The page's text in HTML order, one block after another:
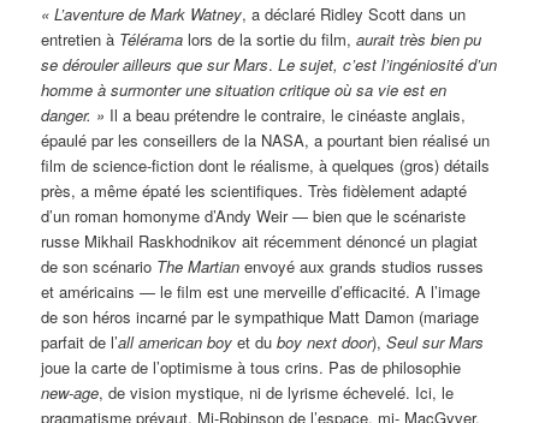
« L’aventure de Mark Watney, a déclaré Ridley Scott dans un
entretien à Télérama lors de la sortie du film,aurait très bien pu
se dérouler ailleurs que sur Mars.Le sujet, c’est l’ingéniosité d’un
homme à surmonter une situation critique où sa vie est en
danger. » Il a beau prétendre le contraire, le cinéaste anglais,
épaulé par les conseillers de la NASA, a pourtant bien réalisé un
film de science-fiction dont le réalisme, à quelques (gros) détails
près, a même épaté les scientifiques. Très fidèlement adapté
d’un roman homonyme d’Andy Weir — bien que le scénariste
russe Mikhail Raskhodnikov ait récemment dénoncé un plagiat
de son scénario The Martian envoyé aux grands studios russes
et américains — le film est une merveille d’efficacité. A l’image
de son héros incarné par le sympathique Matt Damon (mariage
parfait de l’all american boy et duboy next door),Seul sur Mars
joue la carte de l’optimisme à tous crins. Pas de philosophie
new-age, de vision mystique, ni de lyrisme échevelé. Ici, le
pragmatisme prévaut. Mi-Robinson de l’espace, mi- MacGyver,